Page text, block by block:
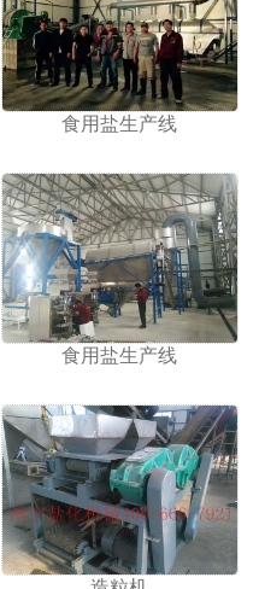
1 2
食用盐生产线
食用盐生产线